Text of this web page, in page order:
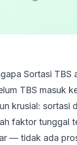
Sortasi TBS
TBS masuk
krusial: sortasi
faktor tunggal
— tidak ada